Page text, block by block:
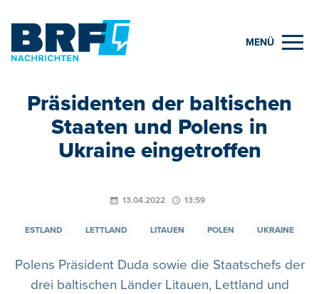
MENÜ
Präsidenten der baltischen
Staaten und Polens in
Ukraine eingetroffen
13.04.2022 13:59
ESTLAND LETTLAND LITAUEN POLEN UKRAINE
Polens Präsident Duda sowie die Staatschefs der
drei baltischen Länder Litauen, Lettland und